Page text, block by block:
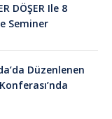
DÖŞER Ile 8
Seminer
Düzenlenen